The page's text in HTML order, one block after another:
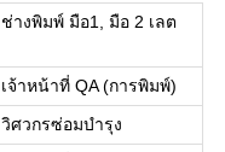
ช่างพิมพ์ มือ1, มือ 2 เลต
เจ้าหน้าที่ QA (การพิมพ์)
วิศวกรซ่อมบำรุง